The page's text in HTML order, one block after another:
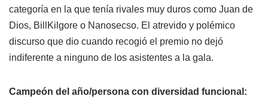
categoría en la que tenía rivales muy duros como Juan de
Dios, BillKilgore o Nanosecso. El atrevido y polémico
discurso que dio cuando recogió el premio no dejó
indiferente a ninguno de los asistentes a la gala.
Campeón del año/persona con diversidad funcional: